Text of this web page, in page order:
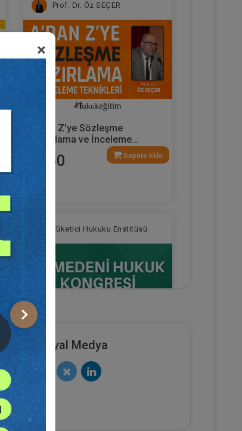
×
Sonraki
Prof. Dr. Öz SEÇER
A'dan Z'ye Sözleşme
Hazırlama ve İnceleme
Teknikleri Video Eğitimi
1250
Sepete Ekle
Tüketici Hukuku Enstitüsü
IV. Medeni Hukuk Kongresi -
Tüm Oturumlar (11 Oturum)
2160
Sosyal Medya